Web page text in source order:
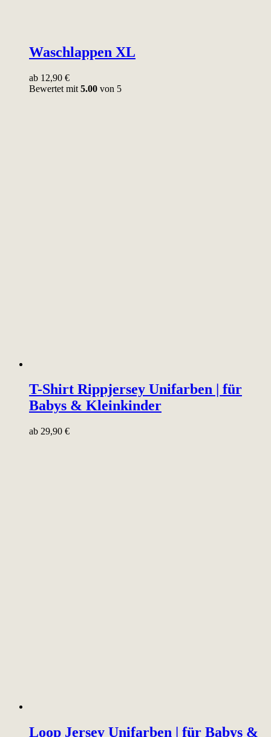
Waschlappen XL
ab 12,90 €
Bewertet mit 5.00 von 5
T-Shirt Rippjersey Unifarben | für
Babys & Kleinkinder
ab 29,90 €
Loop Jersey Unifarben | für Babys &